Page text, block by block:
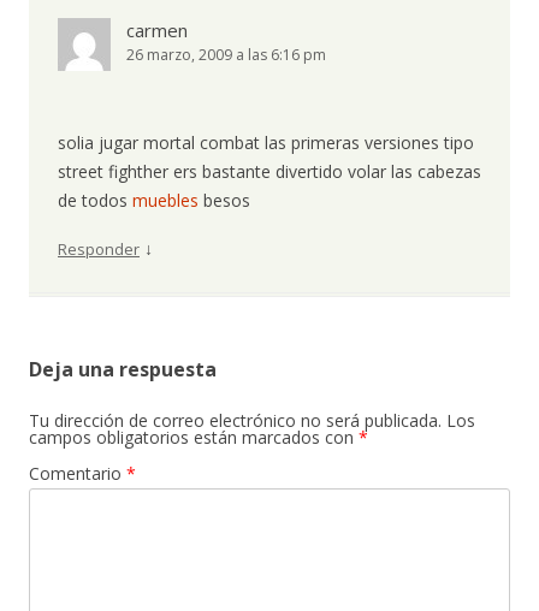
carmen
26 marzo, 2009 a las 6:16 pm
solia jugar mortal combat las primeras versiones tipo
street fighther ers bastante divertido volar las cabezas
de todos muebles besos
Responder ↓
Deja una respuesta
Tu dirección de correo electrónico no será publicada. Los
campos obligatorios están marcados con *
Comentario *